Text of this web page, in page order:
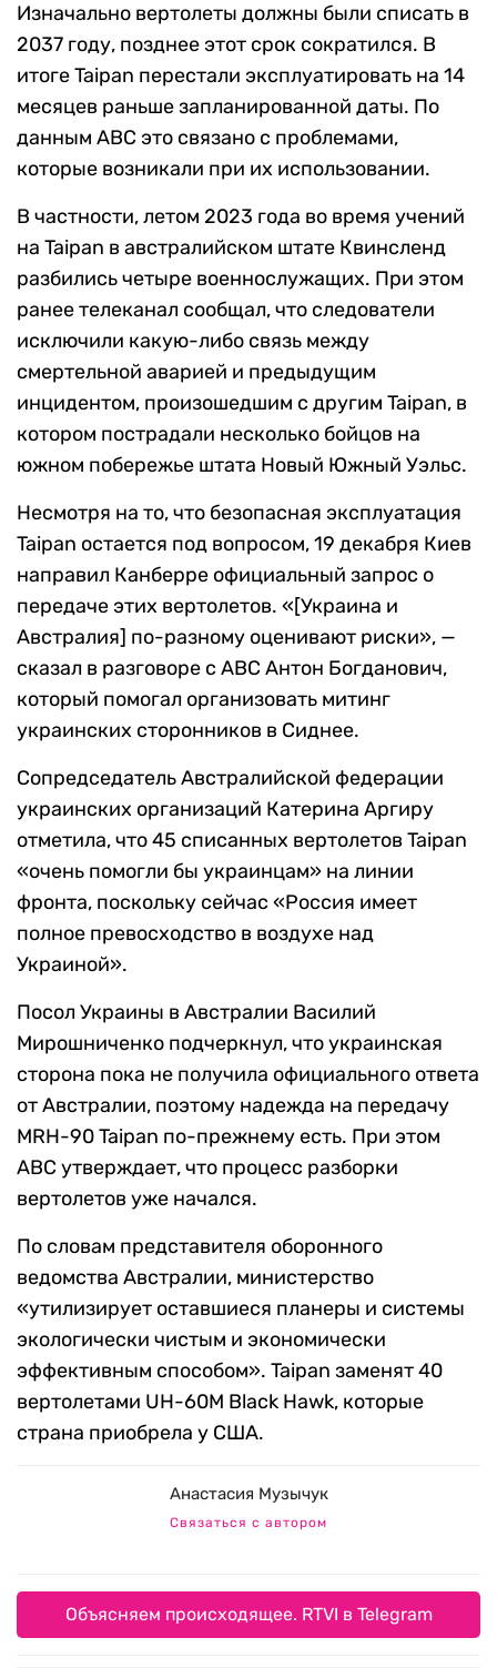
Изначально вертолеты должны были списать в
2037 году, позднее этот срок сократился. В
итоге Taipan перестали эксплуатировать на 14
месяцев раньше запланированной даты. По
данным ABC это связано с проблемами,
которые возникали при их использовании.
В частности, летом 2023 года во время учений
на Taipan в австралийском штате Квинсленд
разбились четыре военнослужащих. При этом
ранее телеканал сообщал, что следователи
исключили какую-либо связь между
смертельной аварией и предыдущим
инцидентом, произошедшим с другим Taipan, в
котором пострадали несколько бойцов на
южном побережье штата Новый Южный Уэльс.
Несмотря на то, что безопасная эксплуатация
Taipan остается под вопросом, 19 декабря Киев
направил Канберре официальный запрос о
передаче этих вертолетов. «[Украина и
Австралия] по-разному оценивают риски», —
сказал в разговоре с ABC Антон Богданович,
который помогал организовать митинг
украинских сторонников в Сиднее.
Сопредседатель Австралийской федерации
украинских организаций Катерина Аргиру
отметила, что 45 списанных вертолетов Taipan
«очень помогли бы украинцам» на линии
фронта, поскольку сейчас «Россия имеет
полное превосходство в воздухе над
Украиной».
Посол Украины в Австралии Василий
Мирошниченко подчеркнул, что украинская
сторона пока не получила официального ответа
от Австралии, поэтому надежда на передачу
MRH-90 Taipan по-прежнему есть. При этом
ABC утверждает, что процесс разборки
вертолетов уже начался.
По словам представителя оборонного
ведомства Австралии, министерство
«утилизирует оставшиеся планеры и системы
экологически чистым и экономически
эффективным способом». Taipan заменят 40
вертолетами UH-60M Black Hawk, которые
страна приобрела у США.
Анастасия Музычук
Связаться с автором
Объясняем происходящее. RTVI в Telegram